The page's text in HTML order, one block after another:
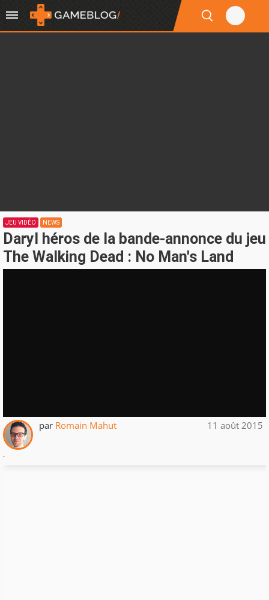
JEU VIDÉO NEWS
Daryl héros de la bande-annonce du jeu
The Walking Dead : No Man's Land
par Romain Mahut 11 août 2015
.